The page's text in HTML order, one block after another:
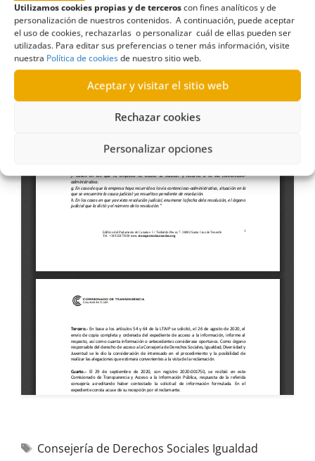
Utilizamos cookies propias y de terceroscon fines analíticos y de
personalización de nuestros contenidos. A continuación, puede aceptar
el uso de cookies, rechazarlas o personalizar cuál de ellas pueden ser
utilizadas. Para editar sus preferencias o tener más información, visite
nuestra Política de cookiesde nuestro sitio web.
Aceptar y visitar el sitio web
Rechazar cookies
Personalizar opciones
Consejería de Derechos Sociales Igualdad